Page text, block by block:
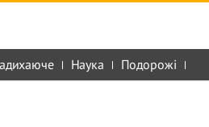
Наука Подорожі